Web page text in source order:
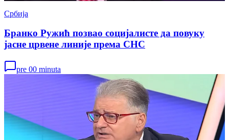
Србија
Бранко Ружић позвао социјалисте да повуку
јасне црвене линије према СНС
pre 00 minuta